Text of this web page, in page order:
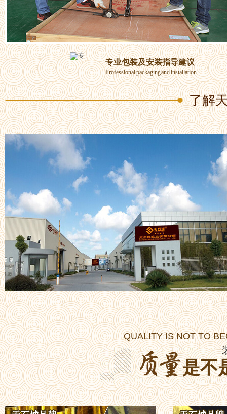
专业包装及安装指导建议
Professional packaging and installation
了解
QUALITY IS NOT TO
是不